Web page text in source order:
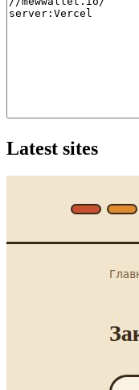
Latest sites